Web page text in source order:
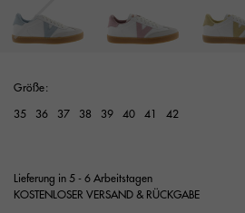
Größe:
35 36 37 38 39 40 41 42
Lieferung in 5 - 6 Arbeitstagen
KOSTENLOSER VERSAND & RÜCKGABE